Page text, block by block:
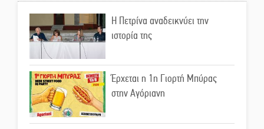
Η Πετρίνα αναδεικνύει την
ιστορία της
Έρχεται η 1η Γιορτή Μπύρας
στην Αγόριανη